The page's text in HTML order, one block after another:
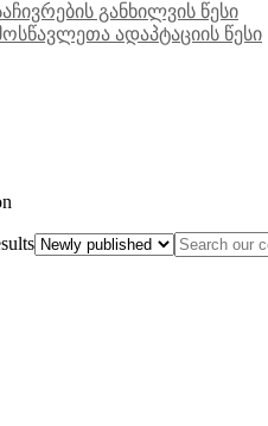
განხილვის წესი
ადაპტაციის წესი